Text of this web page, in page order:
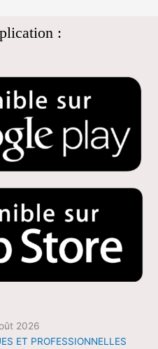
:
2026
ET PROFESSIONNELLES